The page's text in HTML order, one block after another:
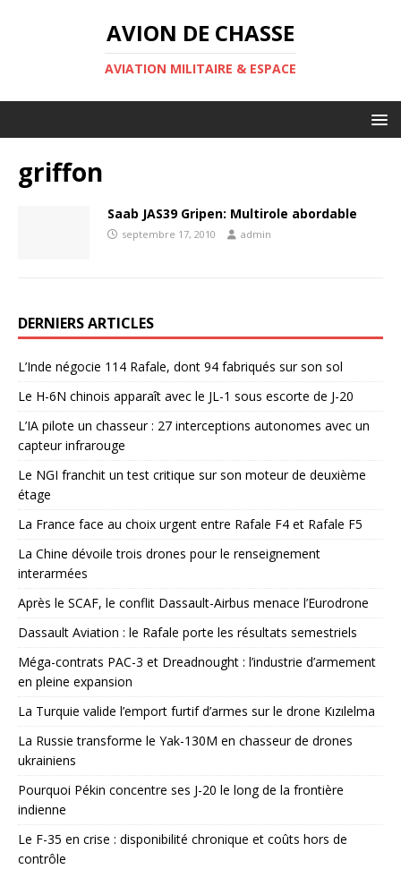
AVION DE CHASSE
AVIATION MILITAIRE & ESPACE
griffon
Saab JAS39 Gripen: Multirole abordable
septembre 17, 2010 admin
DERNIERS ARTICLES
L’Inde négocie 114 Rafale, dont 94 fabriqués sur son sol
Le H-6N chinois apparaît avec le JL-1 sous escorte de J-20
L’IA pilote un chasseur : 27 interceptions autonomes avec un
capteur infrarouge
Le NGI franchit un test critique sur son moteur de deuxième
étage
La France face au choix urgent entre Rafale F4 et Rafale F5
La Chine dévoile trois drones pour le renseignement
interarmées
Après le SCAF, le conflit Dassault-Airbus menace l’Eurodrone
Dassault Aviation : le Rafale porte les résultats semestriels
Méga-contrats PAC-3 et Dreadnought : l’industrie d’armement
en pleine expansion
La Turquie valide l’emport furtif d’armes sur le drone Kızılelma
La Russie transforme le Yak-130M en chasseur de drones
ukrainiens
Pourquoi Pékin concentre ses J-20 le long de la frontière
indienne
Le F-35 en crise : disponibilité chronique et coûts hors de
contrôle